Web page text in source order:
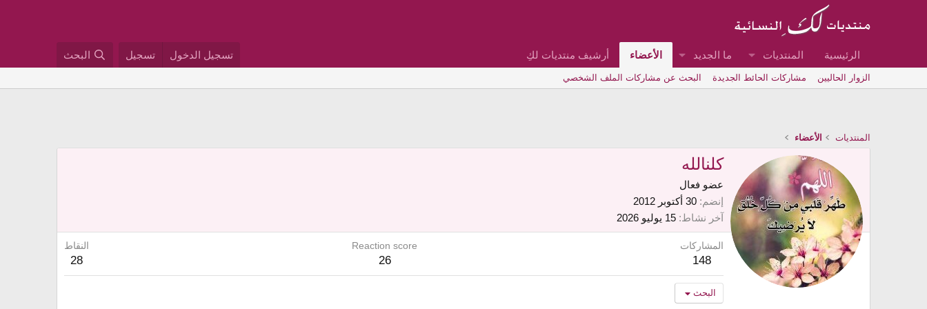
الرئيسية المنتديات ما الجديد الأعضاء أرشيف منتديات لكِ تسجيل الدخول تسجيل البحث
الزوار الحاليين مشاركات الحائط الجديدة البحث عن مشاركات الملف الشخصي
المنتديات الأعضاء
كلنالله
عضو فعال
إنضم 30 أكتوبر 2012
آخر نشاط 15 يوليو 2026
المشاركات
148
Reaction score
26
النقاط
28
البحث